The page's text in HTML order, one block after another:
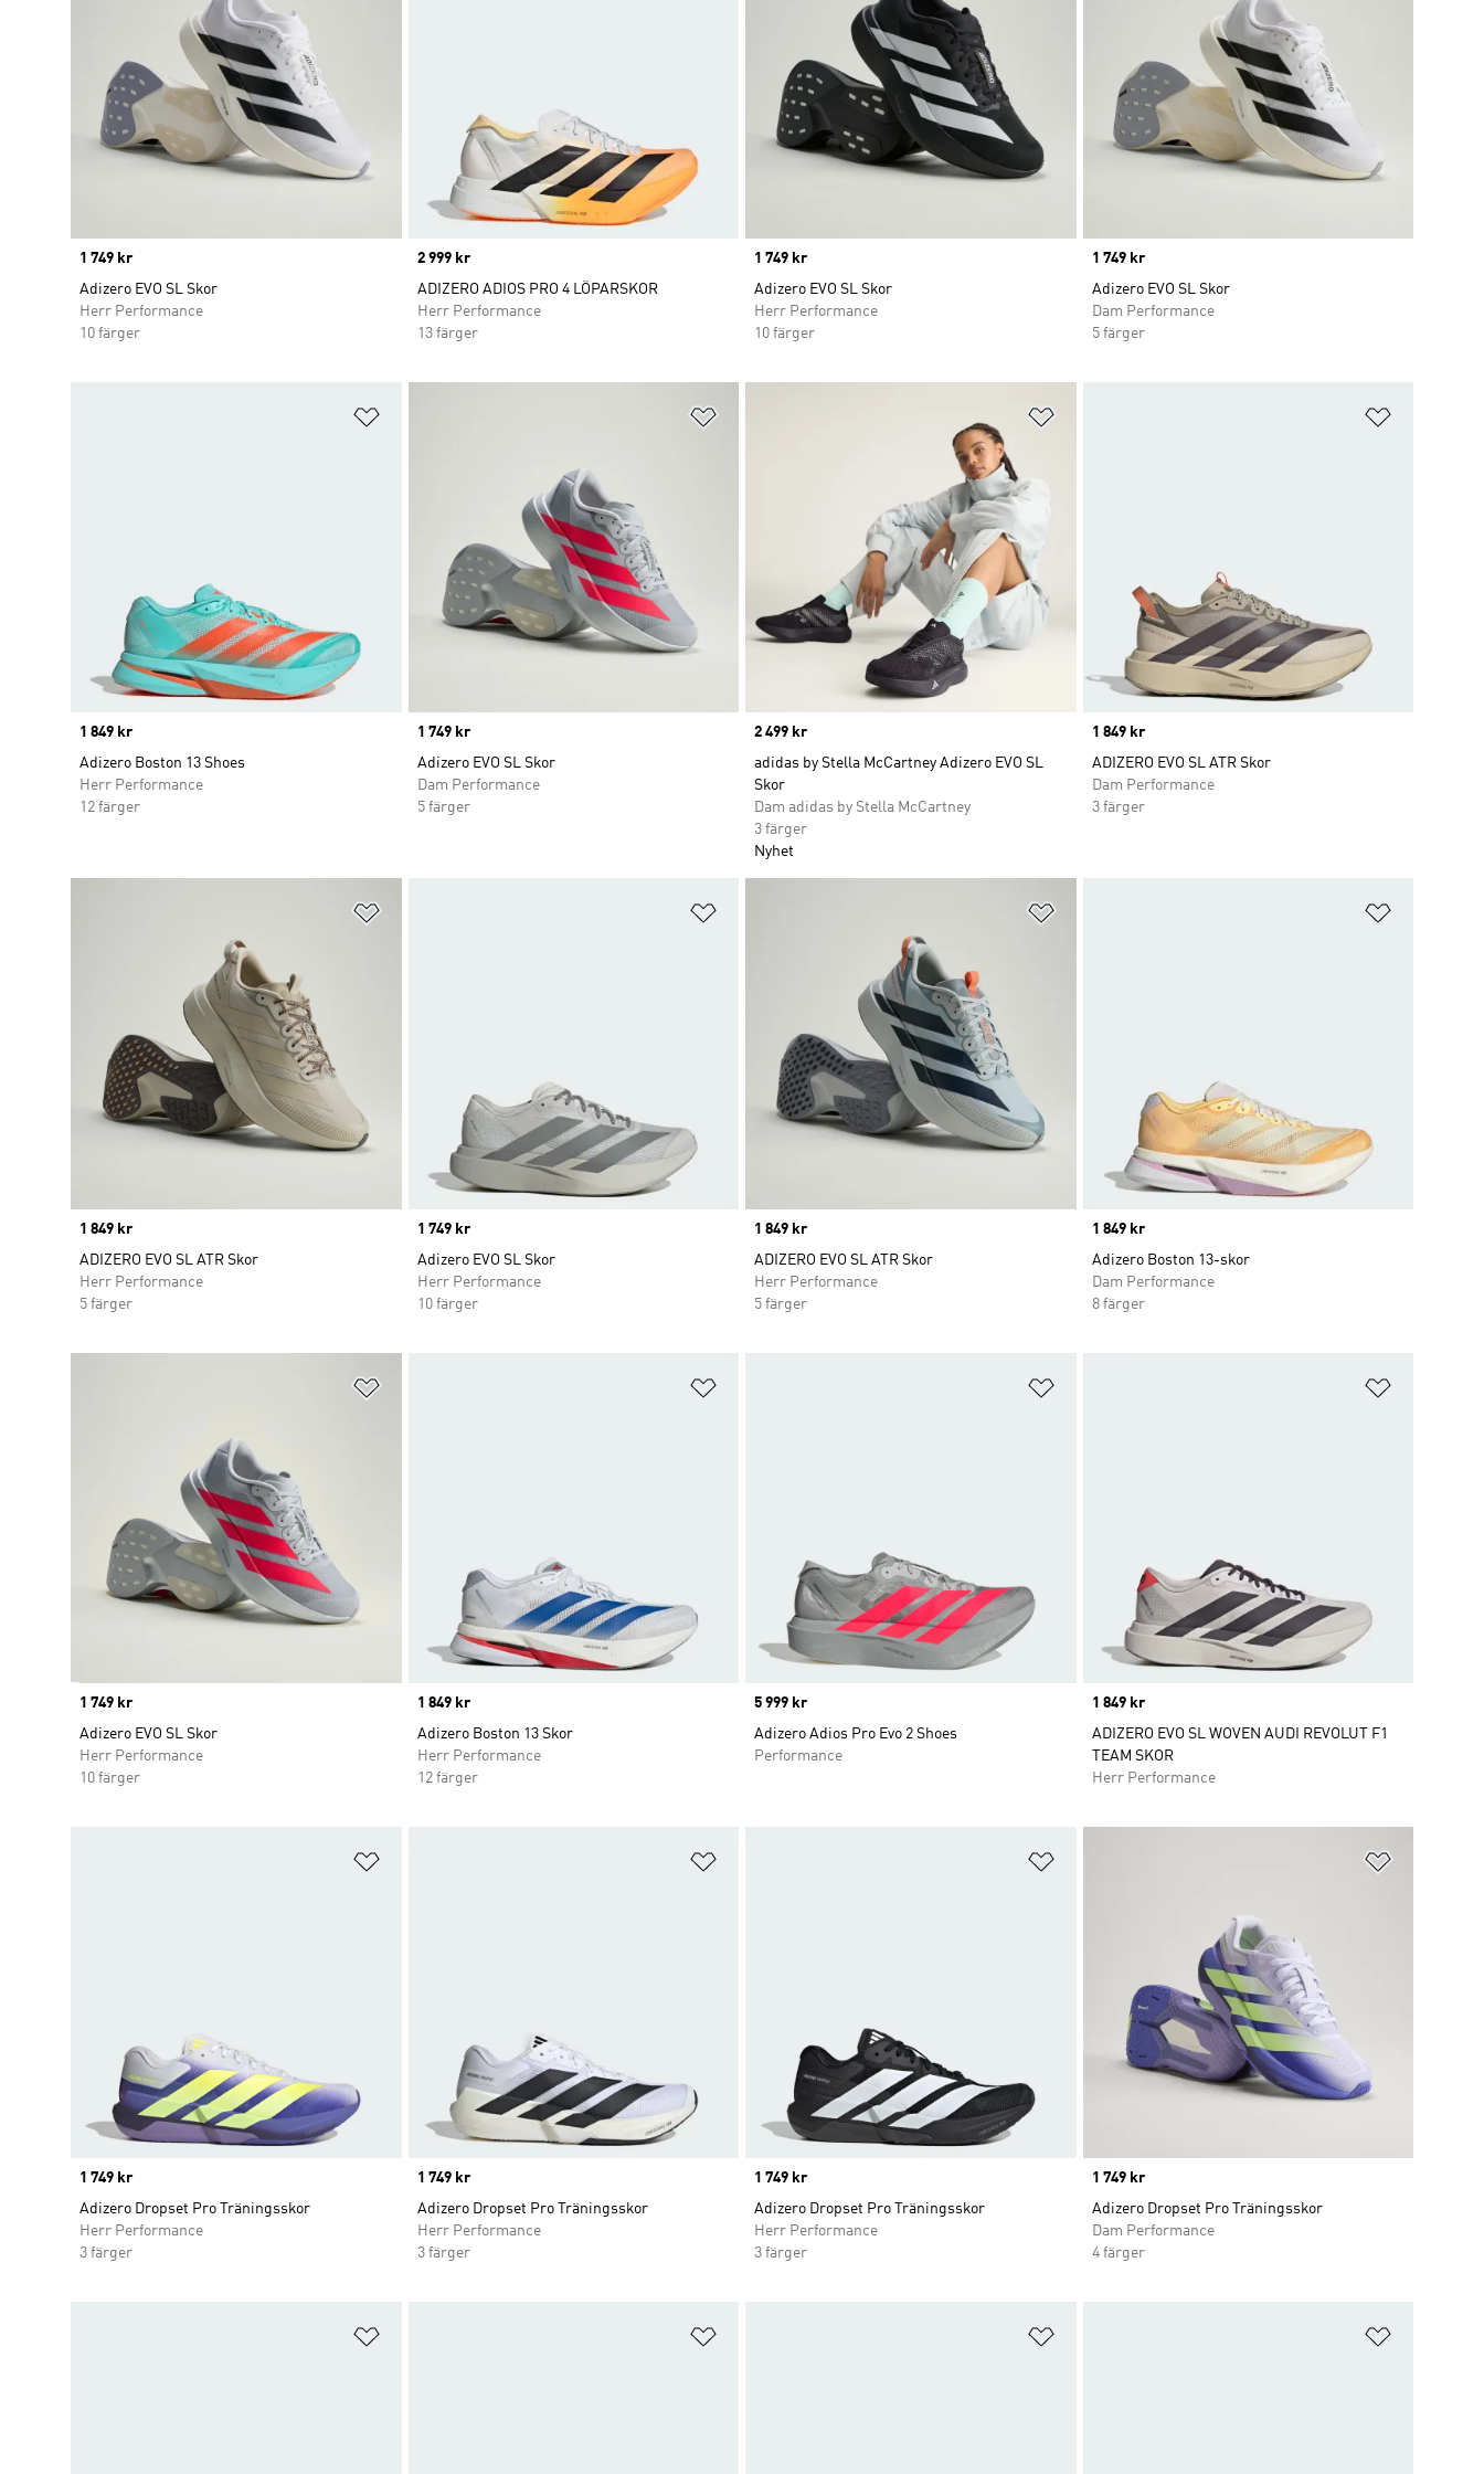
Price
1 749 kr
Adizero EVO SL Skor
Herr Performance
10 färger
Price
2 999 kr
ADIZERO ADIOS PRO 4 LÖPARSKOR
Herr Performance
13 färger
Price
1 749 kr
Adizero EVO SL Skor
Herr Performance
10 färger
Price
1 749 kr
Adizero EVO SL Skor
Dam Performance
5 färger
Price
1 849 kr
Adizero Boston 13 Shoes
Herr Performance
12 färger
Price
1 749 kr
Adizero EVO SL Skor
Dam Performance
5 färger
Price
2 499 kr
adidas by Stella McCartney Adizero EVO SL
Skor
Dam adidas by Stella McCartney
3 färger
Nyhet
Price
1 849 kr
ADIZERO EVO SL ATR Skor
Dam Performance
3 färger
Price
1 849 kr
ADIZERO EVO SL ATR Skor
Herr Performance
5 färger
Price
1 749 kr
Adizero EVO SL Skor
Herr Performance
10 färger
Price
1 849 kr
ADIZERO EVO SL ATR Skor
Herr Performance
5 färger
Price
1 849 kr
Adizero Boston 13-skor
Dam Performance
8 färger
Price
1 749 kr
Adizero EVO SL Skor
Herr Performance
10 färger
Price
1 849 kr
Adizero Boston 13 Skor
Herr Performance
12 färger
Price
5 999 kr
Adizero Adios Pro Evo 2 Shoes
Performance
Price
1 849 kr
ADIZERO EVO SL WOVEN AUDI REVOLUT F1
TEAM SKOR
Herr Performance
Price
1 749 kr
Adizero Dropset Pro Träningsskor
Herr Performance
3 färger
Price
1 749 kr
Adizero Dropset Pro Träningsskor
Herr Performance
3 färger
Price
1 749 kr
Adizero Dropset Pro Träningsskor
Herr Performance
3 färger
Price
1 749 kr
Adizero Dropset Pro Träningsskor
Dam Performance
4 färger